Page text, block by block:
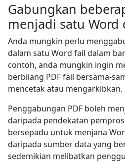
Gabungkan
menjadi satu Word
Anda mungkin perlu
dalam satu Word fail dalam
contoh, anda mungkin ingin
berbilang PDF fail bersama-
mencetak atau mengarkibkan.
Penggabungan PDF boleh
daripada pendekatan
bersepadu untuk menjana
daripada sumber data yang
sedemikian melibatkan